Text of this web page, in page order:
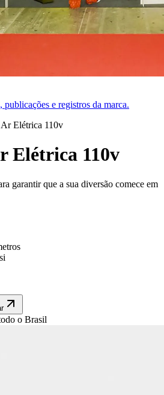
e registros da marca.
Elétrica 110v
Elétrica 110v
garantir que a sua diversão comece em
o Brasil